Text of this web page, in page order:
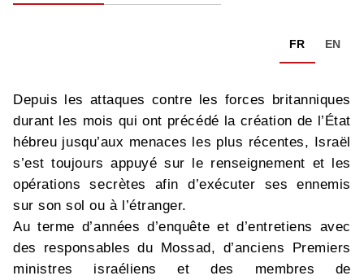
FR EN
Depuis les attaques contre les forces britanniques
durant les mois qui ont précédé la création de l’État
hébreu jusqu’aux menaces les plus récentes, Israël
s’est toujours appuyé sur le renseignement et les
opérations secrètes afin d’exécuter ses ennemis
sur son sol ou à l’étranger.
Au terme d’années d’enquête et d’entretiens avec
des responsables du Mossad, d’anciens Premiers
ministres israéliens et des membres de